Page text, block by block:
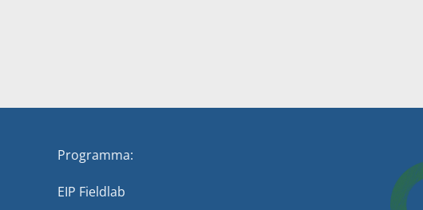
Programma:
EIP Fieldlab